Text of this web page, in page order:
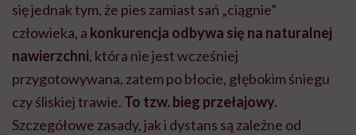
się jednak tym, że pies zamiast sań „ciągnie”
człowieka, a konkurencja odbywa się na naturalnej
nawierzchni, która nie jest wcześniej
przygotowywana, zatem po błocie, głębokim śniegu
czy śliskiej trawie. To tzw. bieg przełajowy.
Szczegółowe zasady, jak i dystans są zależne od